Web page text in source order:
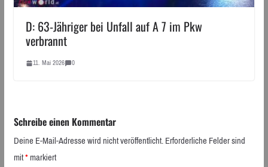
D: 63-Jähriger bei Unfall auf A 7 im Pkw
verbrannt
11. Mai 2026 0
Schreibe einen Kommentar
Deine E-Mail-Adresse wird nicht veröffentlicht.Erforderliche Felder sind
mit*markiert